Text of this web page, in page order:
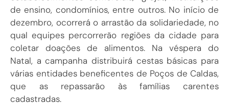
de ensino, condomínios, entre outros. No início de
dezembro, ocorrerá o arrastão da solidariedade, no
qual equipes percorrerão regiões da cidade para
coletar doações de alimentos. Na véspera do
Natal, a campanha distribuirá cestas básicas para
várias entidades beneficentes de Poços de Caldas,
que as repassarão às famílias carentes
cadastradas.